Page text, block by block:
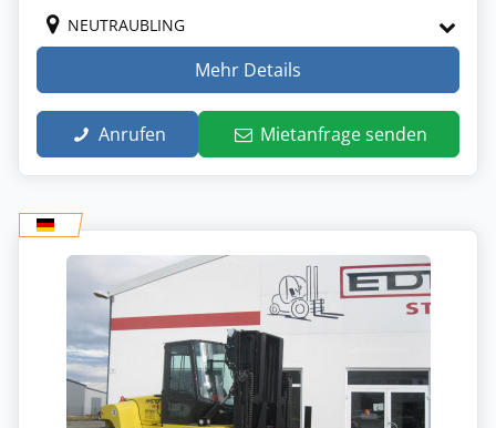
NEUTRAUBLING
Mehr Details
Anrufen Mietanfrage senden